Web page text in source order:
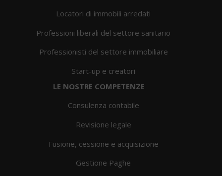
Locatori di immobili arredati
Professioni liberali del settore sanitario
Professionisti del settore immobiliare
Start-up e creatori
LE NOSTRE COMPETENZE
Consulenza contabile
Revisione legale
Fusione, cessione e acquisizione
Gestione Paghe